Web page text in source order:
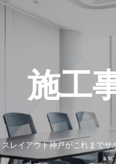
施工
スレイアウト神戸がこれまでサ